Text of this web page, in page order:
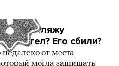
по пляжу
летел? Его сбили?
от места
могла защищать